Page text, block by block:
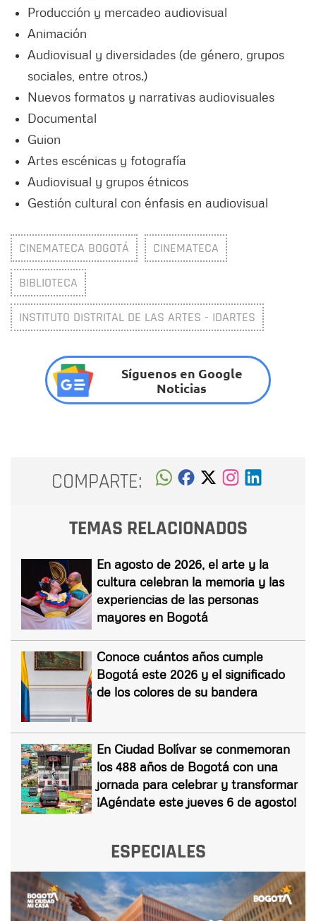
Producción y mercadeo audiovisual
Animación
Audiovisual y diversidades (de género, grupos
sociales, entre otros.)
Nuevos formatos y narrativas audiovisuales
Documental
Guion
Artes escénicas y fotografía
Audiovisual y grupos étnicos
Gestión cultural con énfasis en audiovisual
CINEMATECA BOGOTÁ CINEMATECA
BIBLIOTECA
INSTITUTO DISTRITAL DE LAS ARTES - IDARTES
Síguenos en Google
Noticias
COMPARTE:
TEMAS RELACIONADOS
En agosto de 2026, el arte y la
cultura celebran la memoria y las
experiencias de las personas
mayores en Bogotá
Conoce cuántos años cumple
Bogotá este 2026 y el significado
de los colores de su bandera
En Ciudad Bolívar se conmemoran
los 488 años de Bogotá con una
jornada para celebrar y transformar
¡Agéndate este jueves 6 de agosto!
ESPECIALES